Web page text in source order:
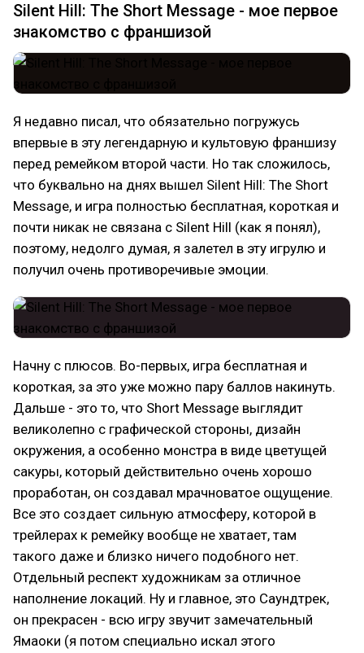
Silent Hill: The Short Message - мое первое
знакомство с франшизой
Я недавно писал, что обязательно погружусь
впервые в эту легендарную и культовую франшизу
перед ремейком второй части. Но так сложилось,
что буквально на днях вышел Silent Hill: The Short
Message, и игра полностью бесплатная, короткая и
почти никак не связана с Silent Hill (как я понял),
поэтому, недолго думая, я залетел в эту игрулю и
получил очень противоречивые эмоции.
Начну с плюсов. Во-первых, игра бесплатная и
короткая, за это уже можно пару баллов накинуть.
Дальше - это то, что Short Message выглядит
великолепно с графической стороны, дизайн
окружения, а особенно монстра в виде цветущей
сакуры, который действительно очень хорошо
проработан, он создавал мрачноватое ощущение.
Все это создает сильную атмосферу, которой в
трейлерах к ремейку вообще не хватает, там
такого даже и близко ничего подобного нет.
Отдельный респект художникам за отличное
наполнение локаций. Ну и главное, это Саундтрек,
он прекрасен - всю игру звучит замечательный
Ямаоки (я потом специально искал этого